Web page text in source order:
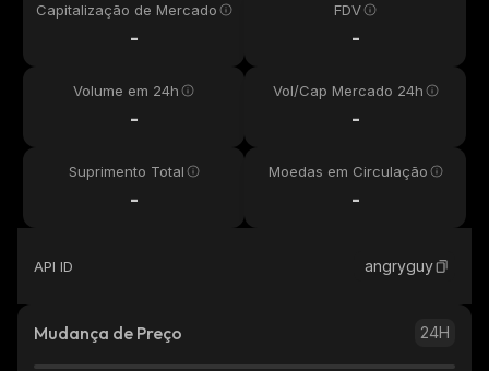
Capitalização de Mercado
-
FDV
-
Volume em 24h
-
Vol/Cap Mercado 24h
-
Suprimento Total
-
Moedas em Circulação
-
API ID angryguy
Mudança de Preço 24H